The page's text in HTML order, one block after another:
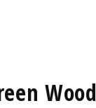
Wood